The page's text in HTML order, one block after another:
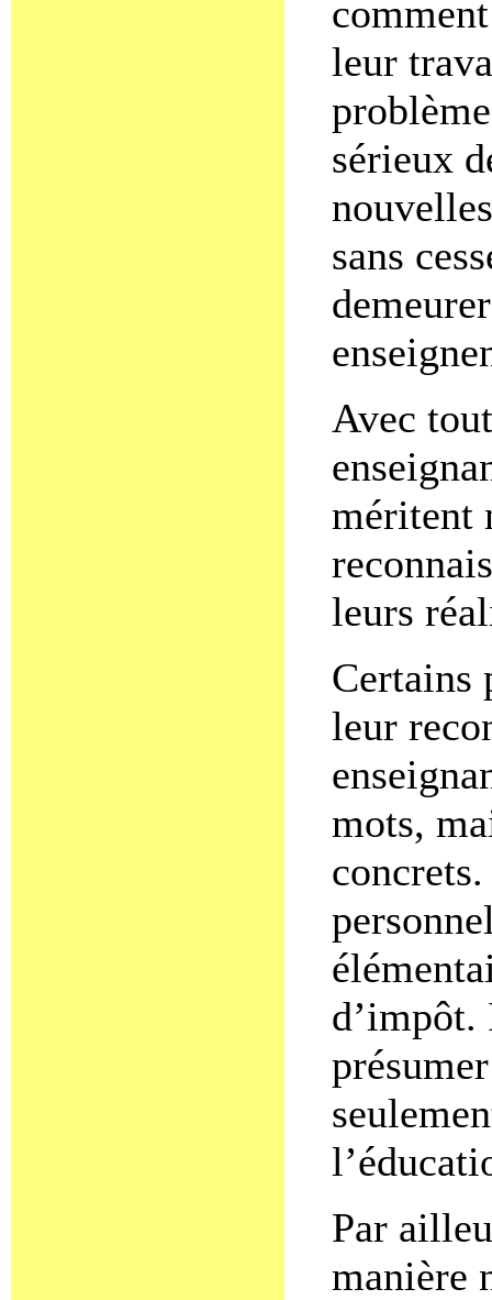
leur
sérieux
sans
Avec
méritent
leurs
Certains
leur
mots,
d’impôt.
Par
manière